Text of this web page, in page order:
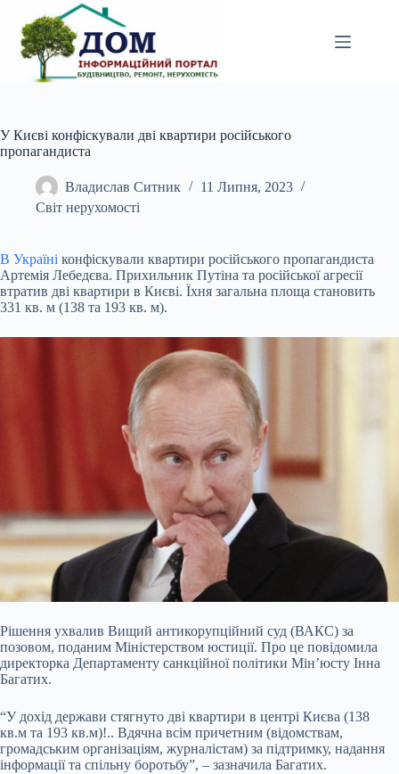
вмісту
У Києві конфіскували дві квартири російського
пропагандиста
Владислав Ситник
11 Липня, 2023
Світ нерухомості
В Україні конфіскували квартири російського пропагандиста
Артемія Лебедєва. Прихильник Путіна та російської агресії
втратив дві квартири в Києві. Їхня загальна площа становить
331 кв. м (138 та 193 кв. м).
Рішення ухвалив Вищий антикорупційний суд (ВАКС) за
позовом, поданим Міністерством юстиції. Про це повідомила
директорка Департаменту санкційної політики Мін’юсту Інна
Багатих.
“У дохід держави стягнуто дві квартири в центрі Києва (138
кв.м та 193 кв.м)!.. Вдячна всім причетним (відомствам,
громадським організаціям, журналістам) за підтримку, надання
інформації та спільну боротьбу”, – зазначила Багатих.